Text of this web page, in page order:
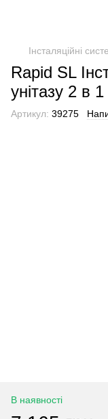
Інсталяційні
Rapid SL
унітазу 2 в 1
Артикул: 39275
В наявності